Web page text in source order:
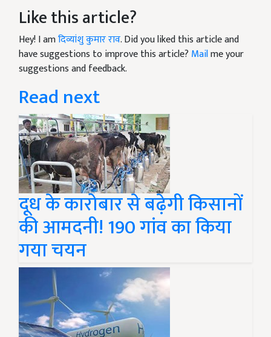
Like this article?
Hey! I amदिव्यांशु कुमार राव. Did you liked this article and
have suggestions to improve this article? Mailme your
suggestions and feedback.
Read next
दूध के कारोबार से बढ़ेगी किसानों
की आमदनी! 190 गांव का किया
गया चयन